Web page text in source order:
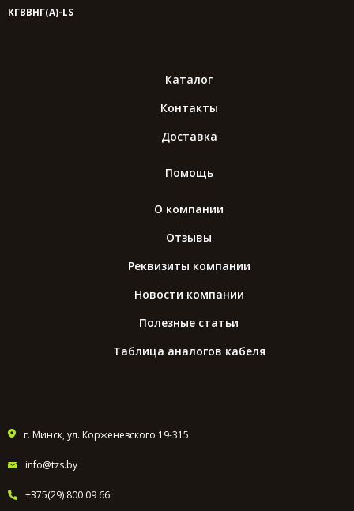
КГВВНГ(A)-LS
Каталог
Контакты
Доставка
Помощь
О компании
Отзывы
Реквизиты компании
Новости компании
Полезные статьи
Таблица аналогов кабеля
г. Минск, ул. Корженевского 19-315
info@tzs.by
+375(29) 800 09 66